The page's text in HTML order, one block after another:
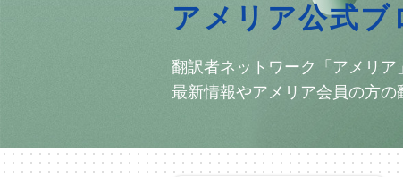
アメリア公式ブ
翻訳者ネットワーク「アメリア
最新情報やアメリア会員の方の